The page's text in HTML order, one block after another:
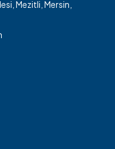
Mezitli, Mersin,